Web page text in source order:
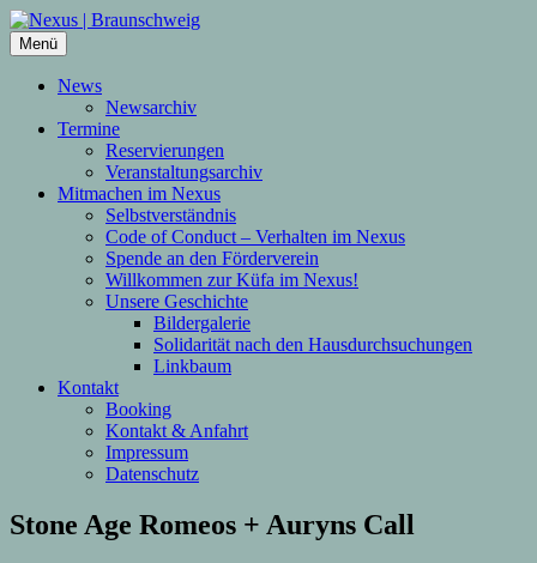
Zum
Inhalt
springen
Menü
News
Newsarchiv
Termine
Reservierungen
Veranstaltungsarchiv
Mitmachen im Nexus
Selbstverständnis
Code of Conduct – Verhalten im Nexus
Spende an den Förderverein
Willkommen zur Küfa im Nexus!
Unsere Geschichte
Bildergalerie
Solidarität nach den Hausdurchsuchungen
Linkbaum
Kontakt
Booking
Kontakt & Anfahrt
Impressum
Datenschutz
Stone Age Romeos + Auryns Call